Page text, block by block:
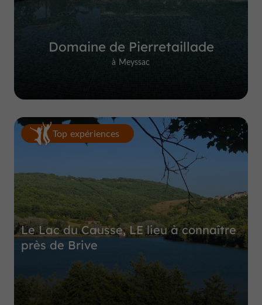
Domaine de Pierretaillade
à Meyssac
Top expériences
Le Lac du Causse, LE lieu à connaître
près de Brive